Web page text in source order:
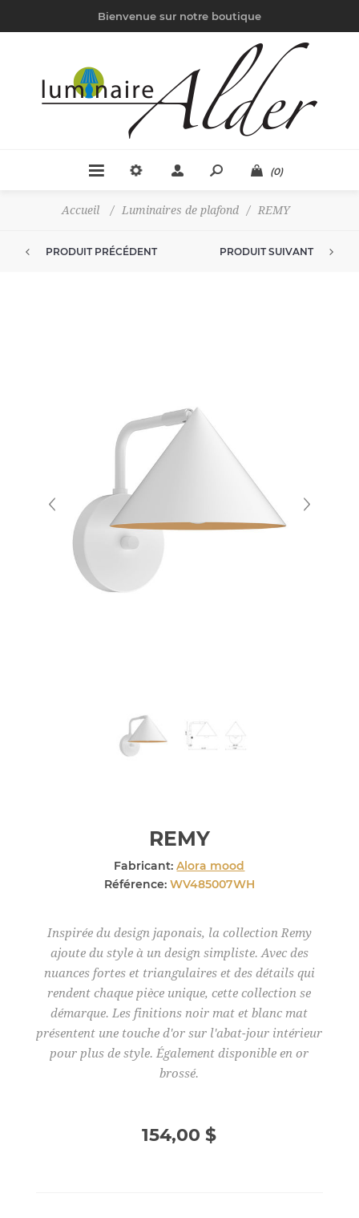
Bienvenue sur notre boutique
(0)
Accueil / Luminaires de plafond / REMY
PRODUIT PRÉCÉDENT PRODUIT SUIVANT
REMY
Fabricant: Alora mood
Référence: WV485007WH
Inspirée du design japonais, la collection Remy
ajoute du style à un design simpliste. Avec des
nuances fortes et triangulaires et des détails qui
rendent chaque pièce unique, cette collection se
démarque. Les finitions noir mat et blanc mat
présentent une touche d'or sur l'abat-jour intérieur
pour plus de style. Également disponible en or
brossé.
154,00 $